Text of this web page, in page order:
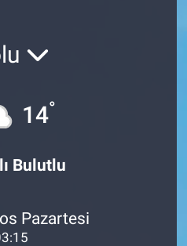
14°
Bulutlu
Pazartesi